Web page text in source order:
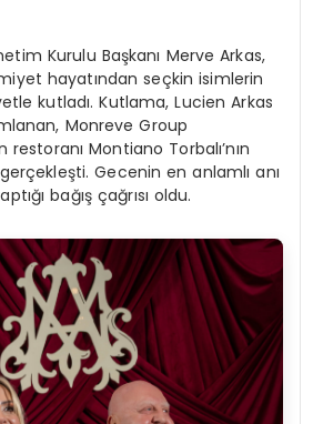
Kurulu Başkanı Merve Arkas,
hayatından seçkin isimlerin
kutladı. Kutlama, Lucien Arkas
Monreve Group
Montiano Torbalı’nın
Gecenin en anlamlı anı
bağış çağrısı oldu.